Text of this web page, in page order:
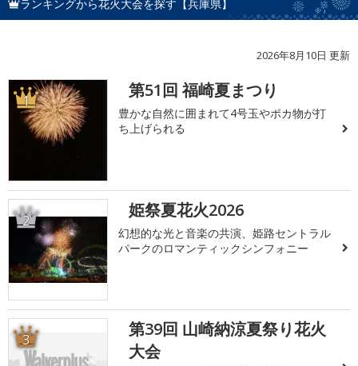
ランキングから花火大会を探す【兵庫県】
2026年8月10日 更新
1 第51回 福崎夏まつり
豊かな自然に囲まれて4号玉やポカ物が打
ち上げられる
2 姫祭夏花火2026
幻想的な光と音楽の共演、姫路セントラル
パークのロマンティックシンフォニー
3
第39回 山崎納涼夏祭り花火
大会